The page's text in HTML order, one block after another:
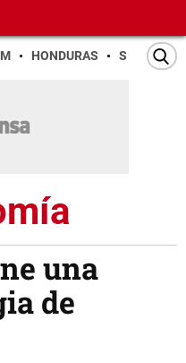
HONDURAS SAN PEDRO
una
de